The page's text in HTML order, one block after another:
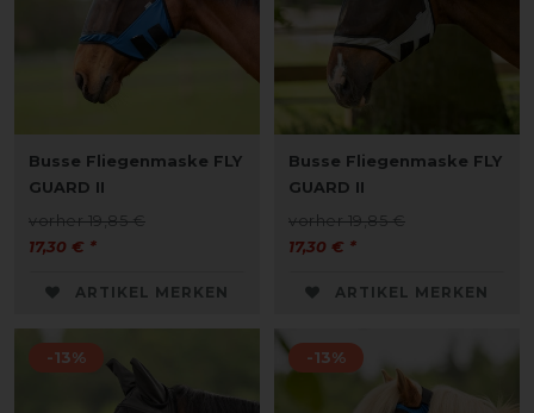
Busse Fliegenmaske FLY
GUARD II
vorher 19,85 €
17,30 € *
ARTIKEL MERKEN
Busse Fliegenmaske FLY
GUARD II
vorher 19,85 €
17,30 € *
ARTIKEL MERKEN
-13% -13%